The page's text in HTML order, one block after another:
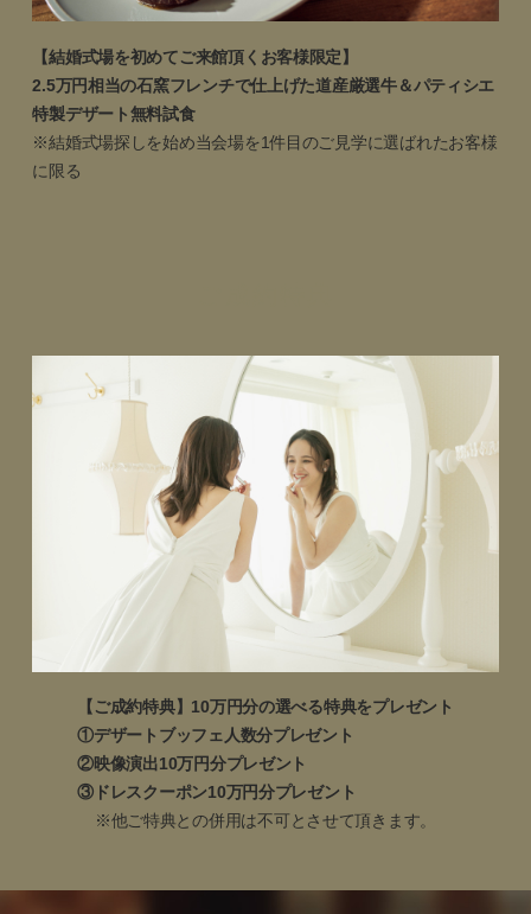
体験
【2026年12月-2027年3月にご検討の方必見！】
冬季に結婚式を挙げるとお得が叶います！披露
宴はもちろん、ご家族だけでの会食、お急ぎの
方々もしっかりサポート！本番さながらのイル
開催
時間 09:00～ /16:00～
【結婚式場を初めてご来館頂くお客様限定】
2.5万円相当の石窯フレンチで仕上げた道産厳選牛＆パティシエ
特製デザート無料試食
※結婚式場探しを始め当会場を1件目のご見学に選ばれたお客様
に限る
【ご成約特典】10万円分の選べる特典をプレゼント
①デザートブッフェ人数分プレゼント
②映像演出10万円分プレゼント
③ドレスクーポン10万円分プレゼント
※他ご特典との併用は不可とさせて頂きます。